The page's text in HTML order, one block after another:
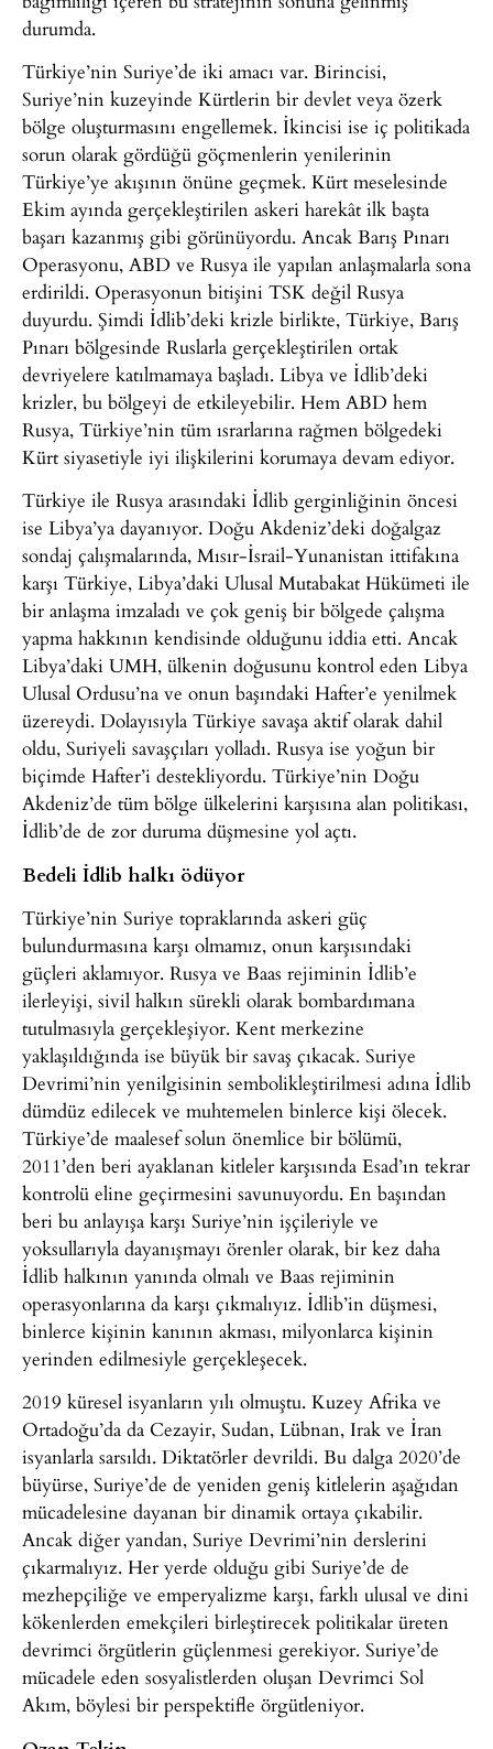
durumda.
Türkiye’nin Suriye’de iki amacı var. Birincisi,
Suriye’nin kuzeyinde Kürtlerin bir devlet veya özerk
bölge oluşturmasını engellemek. İkincisi ise iç politikada
sorun olarak gördüğü göçmenlerin yenilerinin
Türkiye’ye akışının önüne geçmek. Kürt meselesinde
Ekim ayında gerçekleştirilen askeri harekât ilk başta
başarı kazanmış gibi görünüyordu. Ancak Barış Pınarı
Operasyonu, ABD ve Rusya ile yapılan anlaşmalarla sona
erdirildi. Operasyonun bitişini TSK değil Rusya
duyurdu. Şimdi İdlib’deki krizle birlikte, Türkiye, Barış
Pınarı bölgesinde Ruslarla gerçekleştirilen ortak
devriyelere katılmamaya başladı. Libya ve İdlib’deki
krizler, bu bölgeyi de etkileyebilir. Hem ABD hem
Rusya, Türkiye’nin tüm ısrarlarına rağmen bölgedeki
Kürt siyasetiyle iyi ilişkilerini korumaya devam ediyor.
Türkiye ile Rusya arasındaki İdlib gerginliğinin öncesi
ise Libya’ya dayanıyor. Doğu Akdeniz’deki doğalgaz
sondaj çalışmalarında, Mısır-İsrail-Yunanistan ittifakına
karşı Türkiye, Libya’daki Ulusal Mutabakat Hükümeti ile
bir anlaşma imzaladı ve çok geniş bir bölgede çalışma
yapma hakkının kendisinde olduğunu iddia etti. Ancak
Libya’daki UMH, ülkenin doğusunu kontrol eden Libya
Ulusal Ordusu’na ve onun başındaki Hafter’e yenilmek
üzereydi. Dolayısıyla Türkiye savaşa aktif olarak dahil
oldu, Suriyeli savaşçıları yolladı. Rusya ise yoğun bir
biçimde Hafter’i destekliyordu. Türkiye’nin Doğu
Akdeniz’de tüm bölge ülkelerini karşısına alan politikası,
İdlib’de de zor duruma düşmesine yol açtı.
Bedeli İdlib halkı ödüyor
Türkiye’nin Suriye topraklarında askeri güç
bulundurmasına karşı olmamız, onun karşısındaki
güçleri aklamıyor. Rusya ve Baas rejiminin İdlib’e
ilerleyişi, sivil halkın sürekli olarak bombardımana
tutulmasıyla gerçekleşiyor. Kent merkezine
yaklaşıldığında ise büyük bir savaş çıkacak. Suriye
Devrimi’nin yenilgisinin sembolikleştirilmesi adına İdlib
dümdüz edilecek ve muhtemelen binlerce kişi ölecek.
Türkiye’de maalesef solun önemlice bir bölümü,
2011’den beri ayaklanan kitleler karşısında Esad’ın tekrar
kontrolü eline geçirmesini savunuyordu. En başından
beri bu anlayışa karşı Suriye’nin işçileriyle ve
yoksullarıyla dayanışmayı örenler olarak, bir kez daha
İdlib halkının yanında olmalı ve Baas rejiminin
operasyonlarına da karşı çıkmalıyız. İdlib’in düşmesi,
binlerce kişinin kanının akması, milyonlarca kişinin
yerinden edilmesiyle gerçekleşecek.
2019 küresel isyanların yılı olmuştu. Kuzey Afrika ve
Ortadoğu’da da Cezayir, Sudan, Lübnan, Irak ve İran
isyanlarla sarsıldı. Diktatörler devrildi. Bu dalga 2020’de
büyürse, Suriye’de de yeniden geniş kitlelerin aşağıdan
mücadelesine dayanan bir dinamik ortaya çıkabilir.
Ancak diğer yandan, Suriye Devrimi’nin derslerini
çıkarmalıyız. Her yerde olduğu gibi Suriye’de de
mezhepçiliğe ve emperyalizme karşı, farklı ulusal ve dini
kökenlerden emekçileri birleştirecek politikalar üreten
devrimci örgütlerin güçlenmesi gerekiyor. Suriye’de
mücadele eden sosyalistlerden oluşan Devrimci Sol
Akım, böylesi bir perspektifle örgütleniyor.